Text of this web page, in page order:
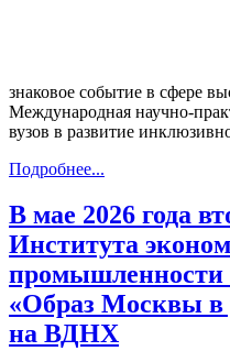
знаковое событие в сфере
Международная научно-
вузов в развитие
Подробнее...
В мае 2026 года
Института
промышленности
«Образ Москвы в
на ВДНХ